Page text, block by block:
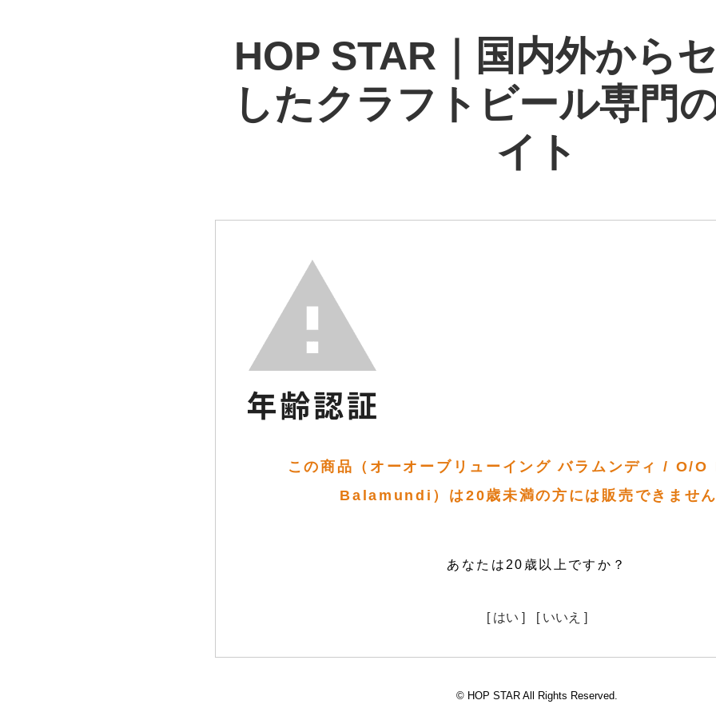
HOP STAR｜国内外から
したクラフトビール専門
イト
この商品（オーオーブリューイング バラムンディ / O/
Balamundi）は20歳未満の方には販売できません
あなたは20歳以上ですか？
[ はい ] [ いいえ ]
© HOP STAR All Rights Reserved.